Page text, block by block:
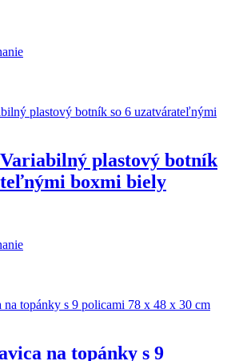
plastový botník
boxmi biely
na topánky s 9